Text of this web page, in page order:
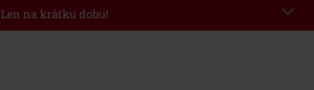
Len na krátku dobu!